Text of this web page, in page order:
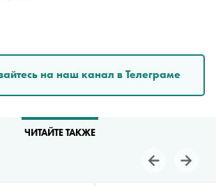
на наш канал в Телеграме
ЧИТАЙТЕ ТАКЖЕ